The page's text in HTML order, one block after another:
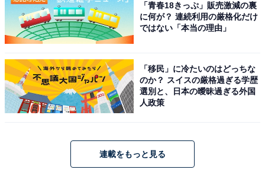
「青春18きっぷ」販売激減の裏
に何が？ 連続利用の厳格化だけ
ではない「本当の理由」
「移民」に冷たいのはどっちな
のか？ スイスの厳格過ぎる学歴
選別と、日本の曖昧過ぎる外国
人政策
連載をもっと見る